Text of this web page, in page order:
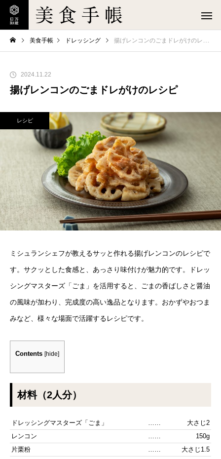
美食手帳 ドレッシング 揚げレンコンのごまドレがけのレシピ
2024.11.22
揚げレンコンのごまドレがけのレシピ
レシピ
ミシュランシェフが教えるサッと作れる揚げレンコンのレシピで
す。サクッとした食感と、あっさり味付けが魅力的です。ドレッ
シングマスターズ「ごま」を活用すると、ごまの香ばしさと醤油
の風味が加わり、完成度の高い逸品となります。おかずやおつま
みなど、様々な場面で活躍するレシピです。
Contents [hide]
材料（2人分）
ドレッシングマスターズ「ごま」 ……
大さじ2
レンコン
……
150g
片栗粉
……
大さじ1.5